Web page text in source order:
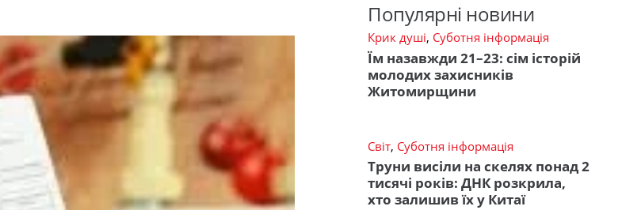
Популярні новини
Крик душі, Суботня інформація
Їм назавжди 21–23: сім історій
молодих захисників
Житомирщини
Світ, Суботня інформація
Труни висіли на скелях понад 2
тисячі років: ДНК розкрила,
хто залишив їх у Китаї